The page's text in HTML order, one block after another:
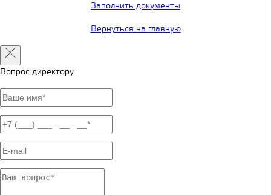
Заполнить документы
Вернуться на главную
Вопрос директору